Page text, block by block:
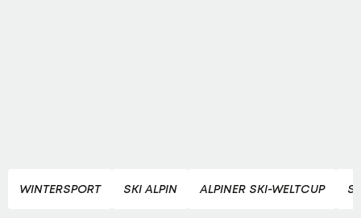
WINTERSPORT SKI ALPIN ALPINER SKI-WELTCUP